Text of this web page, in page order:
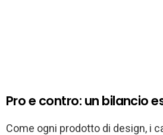
Pro e contro: un bilancio
Come ogni prodotto di design, i